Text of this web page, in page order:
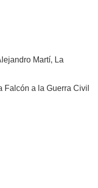
Martí, La
Falcón a la Guerra Civil